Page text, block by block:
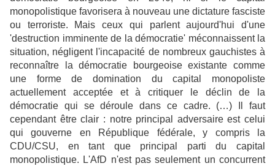
monopolistique favorisera à nouveau une dictature fasciste
ou terroriste. Mais ceux qui parlent aujourd'hui d'une
'destruction imminente de la démocratie' méconnaissent la
situation, négligent l'incapacité de nombreux gauchistes à
reconnaître la démocratie bourgeoise existante comme
une forme de domination du capital monopoliste
actuellement acceptée et à critiquer le déclin de la
démocratie qui se déroule dans ce cadre. (…) Il faut
cependant être clair : notre principal adversaire est celui
qui gouverne en République fédérale, y compris la
CDU/CSU, en tant que principal parti du capital
monopolistique. L'AfD n'est pas seulement un concurrent